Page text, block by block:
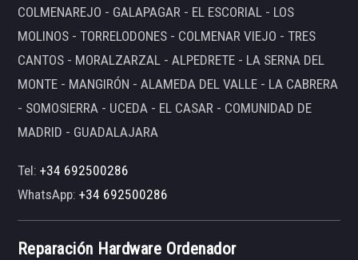
COLMENAREJO - GALAPAGAR - EL ESCORIAL - LOS
MOLINOS - TORRELODONES - COLMENAR VIEJO - TRES
CANTOS - MORALZARZAL - ALPEDRETE - LA SERNA DEL
MONTE - MANGIRÓN - ALAMEDA DEL VALLE - LA CABRERA
- SOMOSIERRA - UCEDA - EL CASAR - COMUNIDAD DE
MADRID - GUADALAJARA
Tel:+34 692500286
WhatsApp:+34 692500286
Reparación Hardware Ordenador